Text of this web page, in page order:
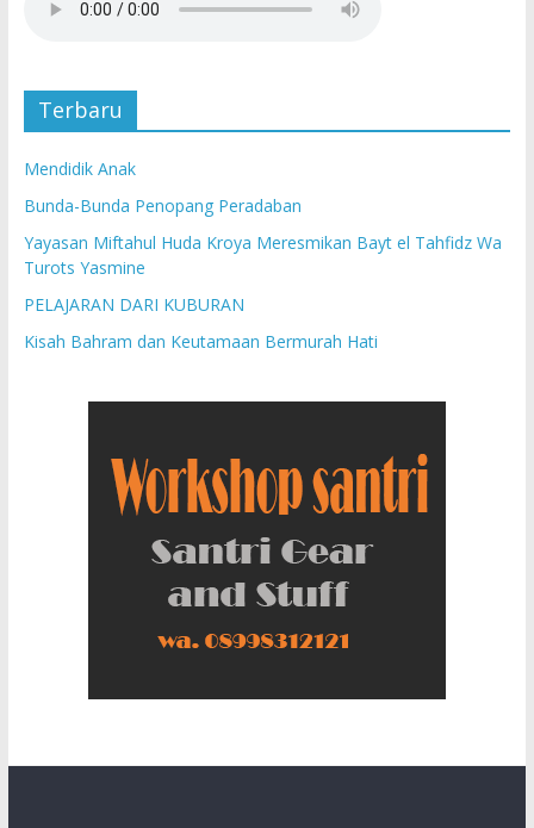
Terbaru
Mendidik Anak
Bunda-Bunda Penopang Peradaban
Yayasan Miftahul Huda Kroya Meresmikan Bayt el Tahfidz Wa
Turots Yasmine
PELAJARAN DARI KUBURAN
Kisah Bahram dan Keutamaan Bermurah Hati